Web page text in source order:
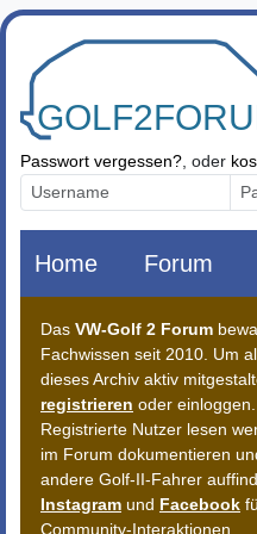
Zum Inhalt springen
Passwort vergessen? , oder
Home Forum
Das VW-Golf 2 Forum
Fachwissen seit 2010. Um
dieses Archiv aktiv
registrieren oder einloggen.
Registrierte Nutzer lesen
im Forum dokumentieren
andere Golf-II-Fahrer
Instagram und Facebook
Community-Interaktionen.